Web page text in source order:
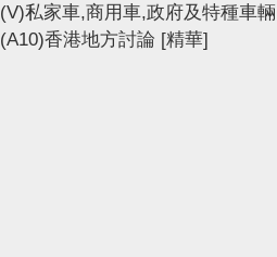
(V)私家車,商用車,政府及特種車輛
(A10)香港地方討論 [精華]